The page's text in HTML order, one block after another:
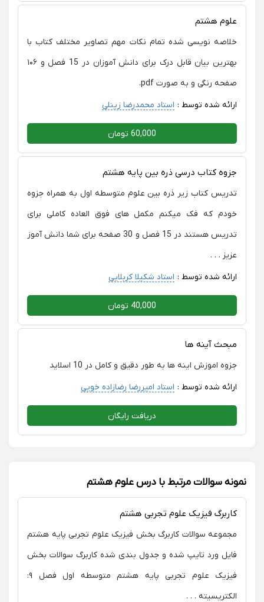
علوم هشتم
خلاصه نویسی شده تمام نکات مهم تصاویر مختلف کتاب با
بهترین بیان قابل درک برای دانش آموزان در 15 فصل و ۱۰۶
صفحه رنگی و به صورت pdf.
ارائه شده توسط : استاد محمدرضا زینلی
60,000 تومان
جزوه کتاب درسی ذره بین پایه هشتم
تدریس کتاب زیر ذره بین علوم متوسطه اول به همراه جزوه
خودم که فک میکنم مکمل های فوق العاده کاملی برای
تدریس هستند در 15 فصل و 30 صفحه برای شما دانش آموز
عزیز . . .
ارائه شده توسط : استاد شکیلا کربلایی
40,000 تومان
مبحث آینه ها
جزوه اموزش اینه ها به طور دقیق و کامل در 10 اسلاید
ارائه شده توسط : استاد امیررضا رضازاده خویی
دریافت رایگان
نمونه سوالات مرتبط با درس علوم هشتم
کاربرگ فیزیک علوم تجربی هشتم
مجموعه سوالات کاربرگ بخش فیزیک علوم تجربی پایه هشتم
فایل ورد تایپ شده و جدول بندی شده کاربرگ سوالات بخش
فیزیک علوم تجربی پایه هشتم متوسطه اول فصل ۹:
الکتریسیته . . .